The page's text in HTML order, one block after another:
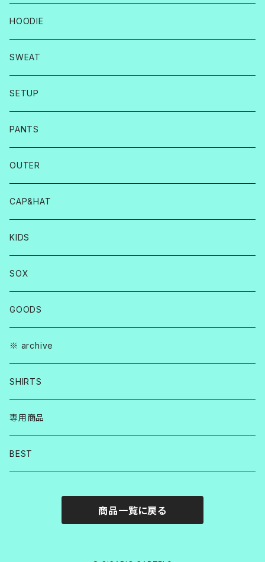
HOODIE
SWEAT
SETUP
PANTS
OUTER
CAP&HAT
KIDS
SOX
GOODS
※ archive
SHIRTS
専用商品
BEST
商品一覧に戻る